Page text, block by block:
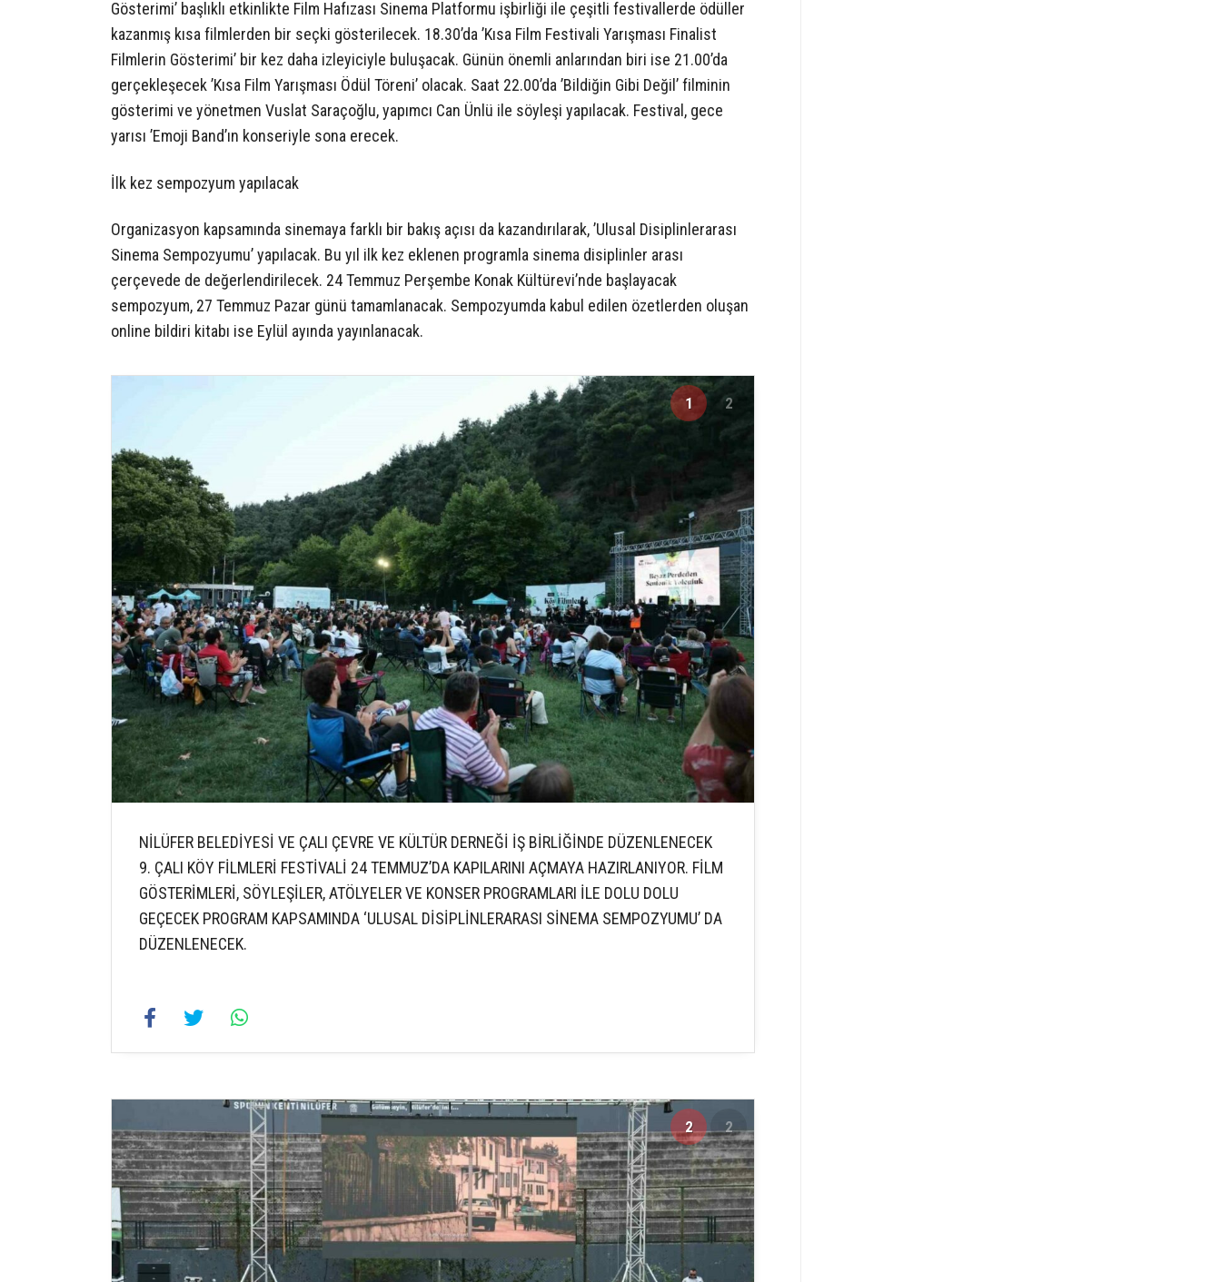
Gösterimi’ başlıklı etkinlikte Film Hafızası Sinema Platformu işbirliği ile çeşitli festivallerde ödüller
kazanmış kısa filmlerden bir seçki gösterilecek. 18.30’da ’Kısa Film Festivali Yarışması Finalist
Filmlerin Gösterimi’ bir kez daha izleyiciyle buluşacak. Günün önemli anlarından biri ise 21.00’da
gerçekleşecek ’Kısa Film Yarışması Ödül Töreni’ olacak. Saat 22.00’da ’Bildiğin Gibi Değil’ filminin
gösterimi ve yönetmen Vuslat Saraçoğlu, yapımcı Can Ünlü ile söyleşi yapılacak. Festival, gece
yarısı ’Emoji Band’ın konseriyle sona erecek.
İlk kez sempozyum yapılacak
Organizasyon kapsamında sinemaya farklı bir bakış açısı da kazandırılarak, ’Ulusal Disiplinlerarası
Sinema Sempozyumu’ yapılacak. Bu yıl ilk kez eklenen programla sinema disiplinler arası
çerçevede de değerlendirilecek. 24 Temmuz Perşembe Konak Kültürevi’nde başlayacak
sempozyum, 27 Temmuz Pazar günü tamamlanacak. Sempozyumda kabul edilen özetlerden oluşan
online bildiri kitabı ise Eylül ayında yayınlanacak.
1 2
NİLÜFER BELEDİYESİ VE ÇALI ÇEVRE VE KÜLTÜR DERNEĞİ İŞ BİRLİĞİNDE DÜZENLENECEK
9. ÇALI KÖY FİLMLERİ FESTİVALİ 24 TEMMUZ’DA KAPILARINI AÇMAYA HAZIRLANIYOR. FİLM
GÖSTERİMLERİ, SÖYLEŞİLER, ATÖLYELER VE KONSER PROGRAMLARI İLE DOLU DOLU
GEÇECEK PROGRAM KAPSAMINDA ‘ULUSAL DİSİPLİNLERARASI SİNEMA SEMPOZYUMU’ DA
DÜZENLENECEK.
2 2